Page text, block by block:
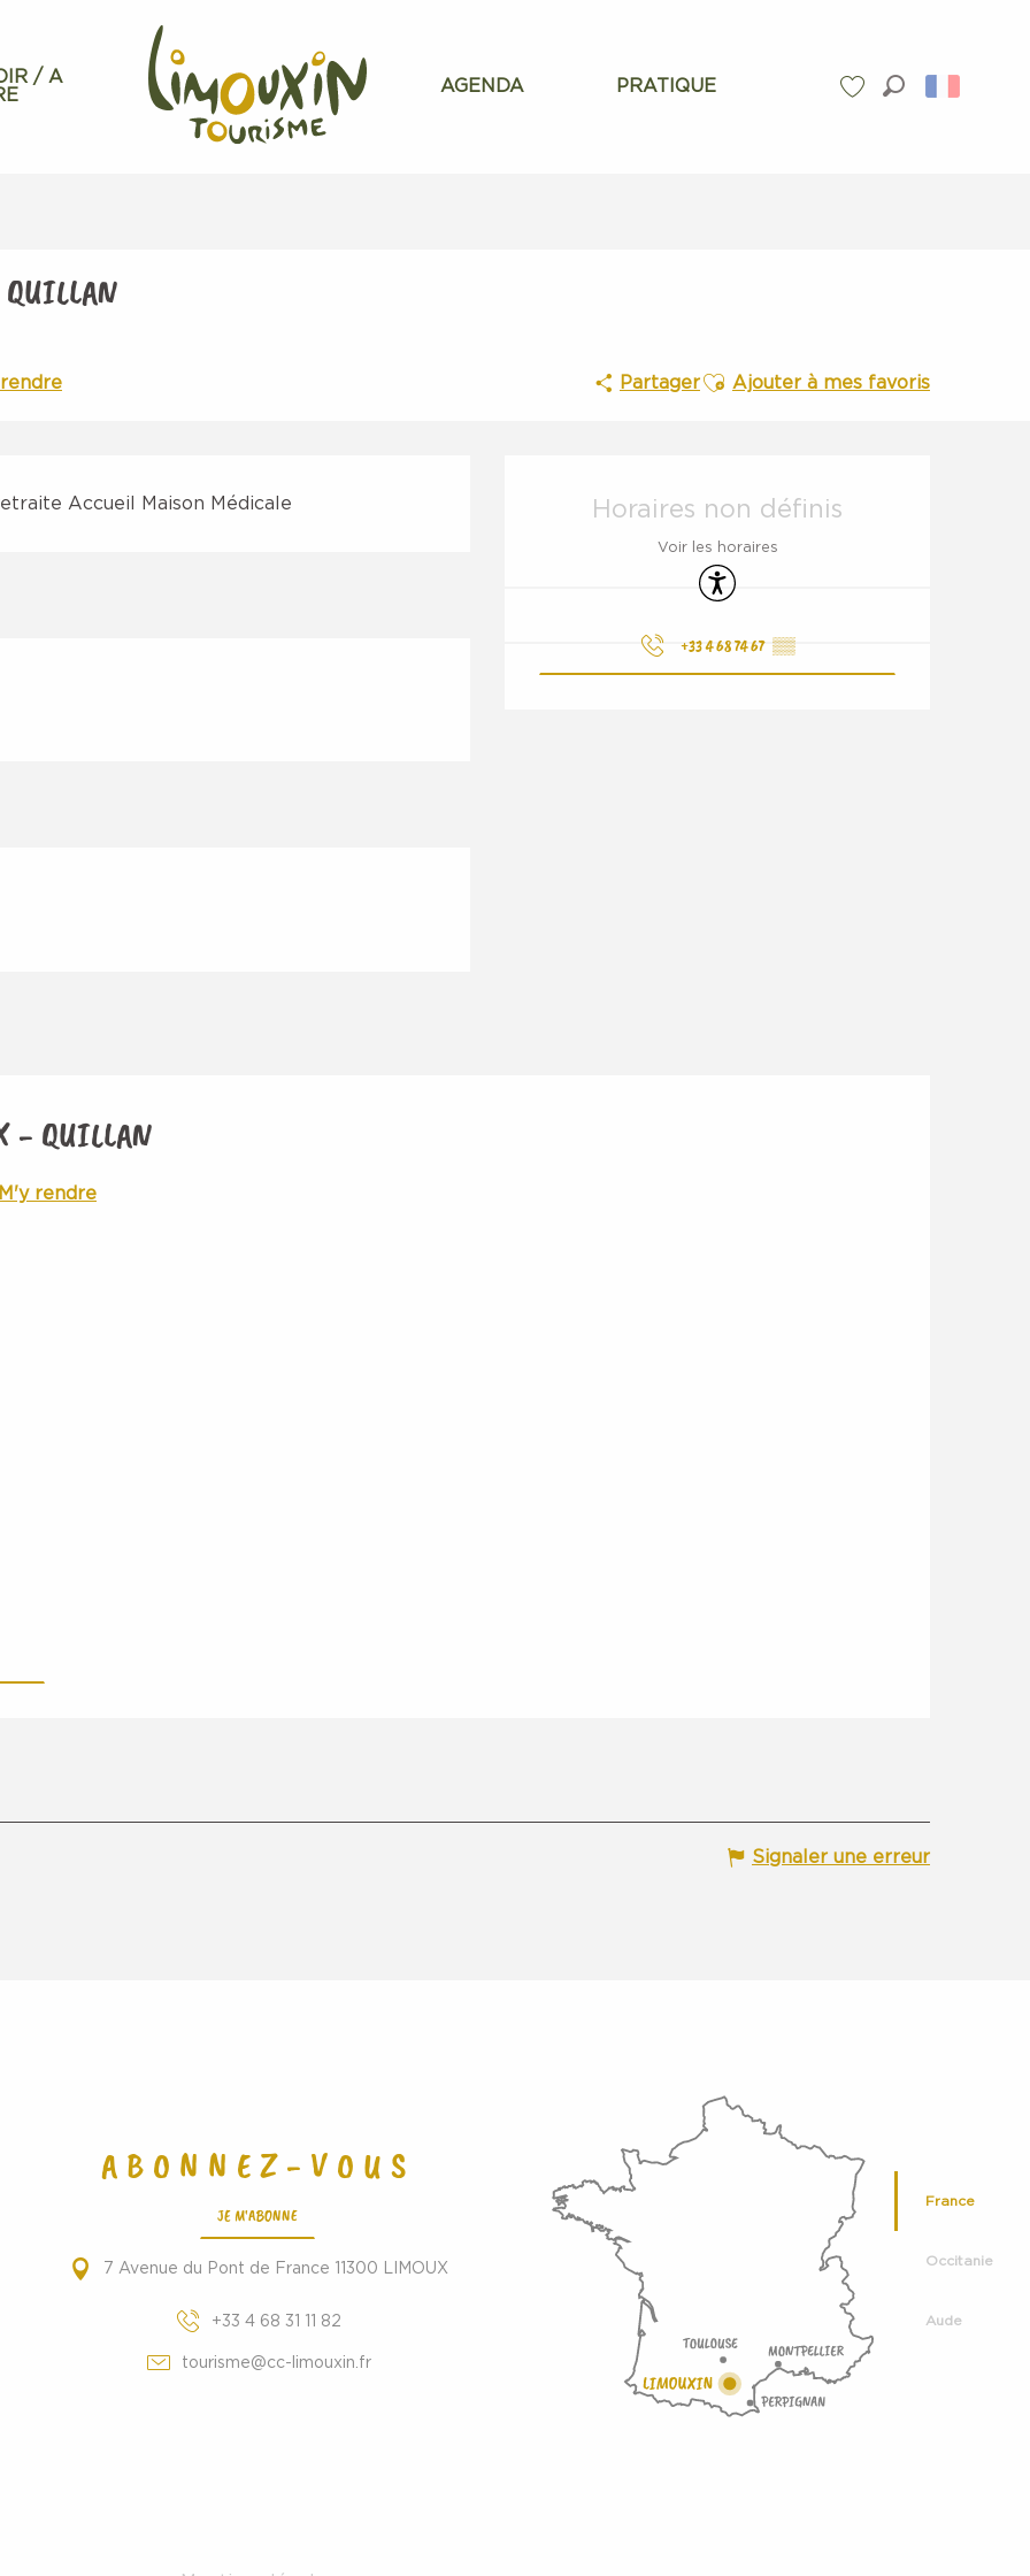
/ A
AGENDA PRATIQUE
PartagerAjouter aux favoris
Ajouter à mes favoris
Ouverture et coordonnées
Horaires non définis
Voir les horaires
Accessibilité
+33 4 68 74 67 ▒▒
Accueil Maison Médicale
- QUILLAN
M'y rendre
Signaler une erreur
ABONNEZ-VOUS
JE M'ABONNE
7 Avenue du Pont de France 11300 LIMOUX
+33 4 68 31 11 82
tourisme@cc-limouxin.fr
France
Occitanie
Aude